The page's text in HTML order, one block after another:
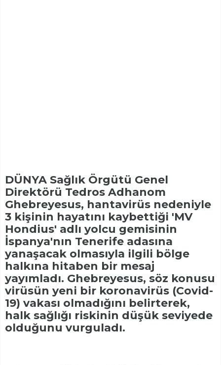
DÜNYA Sağlık Örgütü Genel
Direktörü Tedros Adhanom
Ghebreyesus, hantavirüs nedeniyle
3 kişinin hayatını kaybettiği 'MV
Hondius' adlı yolcu gemisinin
İspanya'nın Tenerife adasına
yanaşacak olmasıyla ilgili bölge
halkına hitaben bir mesaj
yayımladı. Ghebreyesus, söz konusu
virüsün yeni bir koronavirüs (Covid-
19) vakası olmadığını belirterek,
halk sağlığı riskinin düşük seviyede
olduğunu vurguladı.